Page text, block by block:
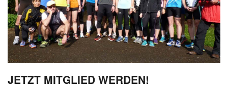
JETZT MITGLIED WERDEN!